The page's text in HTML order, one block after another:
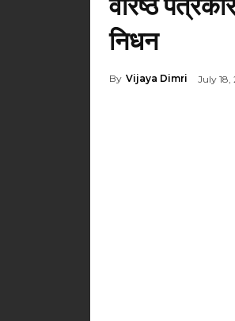
निधन
By Vijaya Dimri July 18,